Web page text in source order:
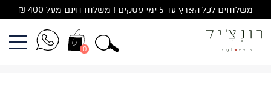
to
content
משלוחים לכל הארץ עד 5 ימי עסקים ! משלוח חינם מעל 400 ₪
0